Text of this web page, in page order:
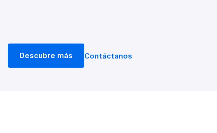
Descubre más Contáctanos